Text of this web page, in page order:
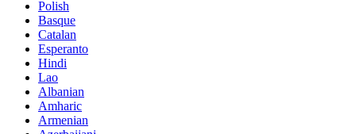
Polish
Basque
Catalan
Esperanto
Hindi
Lao
Albanian
Amharic
Armenian